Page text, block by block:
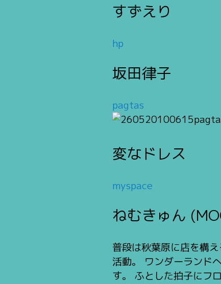
すずえり
hp
坂田律子
pagtas
変なドレス
myspace
ねむきゅん
普段は秋葉原に店を構
活動。 ワンダーランド
す。 ふとした拍子にフ